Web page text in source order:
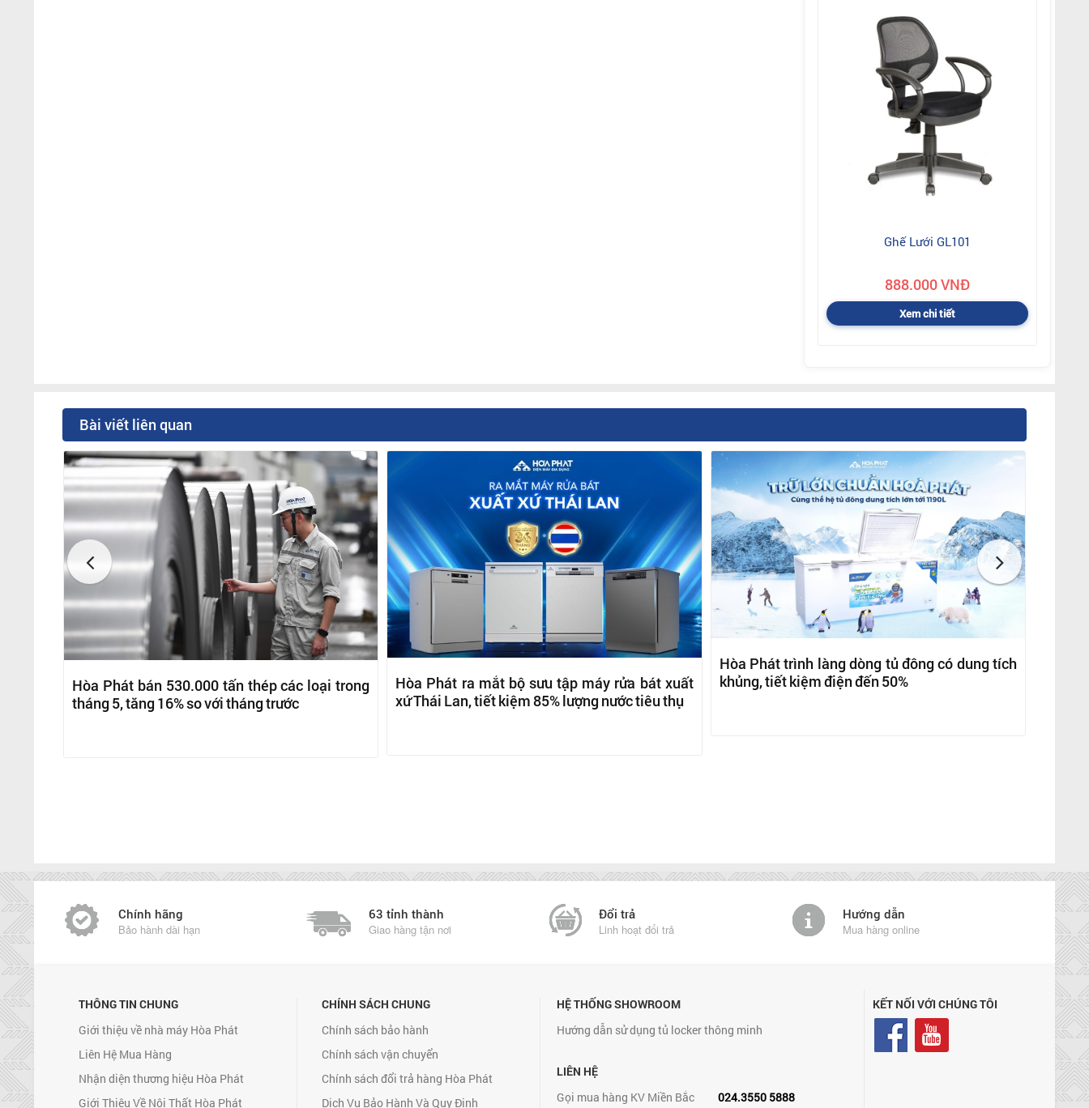
Ghế Lưới GL101
888.000 VNĐ
Xem chi tiết
Bài viết liên quan
Hòa Phát bán 530.000 tấn thép các loại trong
tháng 5, tăng 16% so với tháng trước
Hòa Phát ra mắt bộ sưu tập máy rửa bát xuất
xứ Thái Lan, tiết kiệm 85% lượng nước tiêu thụ
Hòa Phát trình làng dòng tủ đông có dung tích
khủng, tiết kiệm điện đến 50%
Chính hãng
Bảo hành dài hạn
63 tỉnh thành
Giao hàng tận nơi
Đổi trả
Linh hoạt đổi trả
Hướng dẫn
Mua hàng online
THÔNG TIN CHUNG
Giới thiệu về nhà máy Hòa Phát
Liên Hệ Mua Hàng
Nhận diện thương hiệu Hòa Phát
Giới Thiệu Về Nội Thất Hòa Phát
CHÍNH SÁCH CHUNG
Chính sách bảo hành
Chính sách vận chuyển
Chính sách đổi trả hàng Hòa Phát
Dịch Vụ Bảo Hành Và Quy Định
HỆ THỐNG SHOWROOM
Hướng dẫn sử dụng tủ locker thông minh
LIÊN HỆ
Gọi mua hàng KV Miền Bắc
024.3550 5888
KẾT NỐI VỚI CHÚNG TÔI